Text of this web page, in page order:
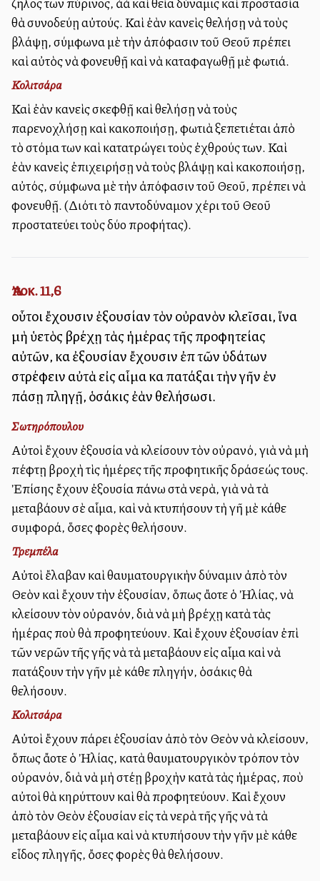
θὰ συνοδεύῃ αὐτούς. Καὶ ἐὰν κανεὶς θελήσῃ νὰ τοὺς
βλάψῃ, σύμφωνα μὲ τὴν ἀπόφασιν τοῦ Θεοῦ πρέπει
καὶ αὐτὸς νὰ φονευθῇ καὶ νὰ καταφαγωθῇ μὲ φωτιά.
Κολιτσάρα
Καὶ ἐὰν κανεὶς σκεφθῇ καὶ θελήσῃ νὰ τοὺς
παρενοχλήσῃ καὶ κακοποιήσῃ, φωτιὰ ξεπετιέται ἀπὸ
τὸ στόμα των καὶ κατατρώγει τοὺς ἐχθρούς των. Καὶ
ἐὰν κανεὶς ἐπιχειρήσῃ νὰ τοὺς βλάψῃ καὶ κακοποιήσῃ,
αὐτός, σύμφωνα μὲ τὴν ἀπόφασιν τοῦ Θεοῦ, πρέπει νὰ
φονευθῇ. (Διότι τὸ παντοδύναμον χέρι τοῦ Θεοῦ
προστατεύει τοὺς δύο προφήτας).
Ἀποκ. 11,6
οὗτοι ἔχουσιν ἐξουσίαν τὸν οὐρανὸν κλεῖσαι, ἵνα
μὴ ὑετὸς βρέχῃ τὰς ἡμέρας τῆς προφητείας
αὐτῶν, καὶ ἐξουσίαν ἔχουσιν ἐπὶ τῶν ὑδάτων
στρέφειν αὐτὰ εἰς αἷμα καὶ πατάξαι τὴν γῆν ἐν
πάσῃ πληγῇ, ὁσάκις ἐὰν θελήσωσι.
Σωτηρόπουλου
Αὐτοὶ ἔχουν ἐξουσία νὰ κλείσουν τὸν οὐρανό, γιὰ νὰ μὴ
πέφτῃ βροχὴ τὶς ἡμέρες τῆς προφητικῆς δράσεώς τους.
Ἐπίσης ἔχουν ἐξουσία πάνω στὰ νερὰ, γιὰ νὰ τὰ
μεταβάλλουν σὲ αἷμα, καὶ νὰ κτυπήσουν τὴ γῆ μὲ κάθε
συμφορά, ὅσες φορὲς θελήσουν.
Τρεμπέλα
Αὐτοὶ ἔλαβαν καὶ θαυματουργικὴν δύναμιν ἀπὸ τὸν
Θεὸν καὶ ἔχουν τὴν ἐξουσίαν, ὅπως ἄλλοτε ὁ Ἠλίας, νὰ
κλείσουν τὸν οὐρανόν, διὰ νὰ μὴ βρέχῃ κατὰ τὰς
ἡμέρας ποὺ θὰ προφητεύουν. Καὶ ἔχουν ἐξουσίαν ἐπὶ
τῶν νερῶν τῆς γῆς νὰ τὰ μεταβάλλουν εἰς αἷμα καὶ νὰ
πατάξουν τὴν γῆν μὲ κάθε πληγήν, ὁσάκις θὰ
θελήσουν.
Κολιτσάρα
Αὐτοὶ ἔχουν πάρει ἐξουσίαν ἀπὸ τὸν Θεὸν νὰ κλείσουν,
ὅπως ἄλλοτε ὁ Ἠλίας, κατὰ θαυματουργικὸν τρόπον τὸν
οὐρανόν, διὰ νὰ μὴ στέλλῃ βροχὴν κατὰ τὰς ἡμέρας, ποὺ
αὐτοὶ θὰ κηρύττουν καὶ θὰ προφητεύουν. Καὶ ἔχουν
ἀπὸ τὸν Θεὸν ἐξουσίαν εἰς τὰ νερὰ τῆς γῆς νὰ τὰ
μεταβάλλουν εἰς αἷμα καὶ νὰ κτυπήσουν τὴν γῆν μὲ κάθε
εἶδος πληγῆς, ὄσες φορὲς θὰ θελήσουν.